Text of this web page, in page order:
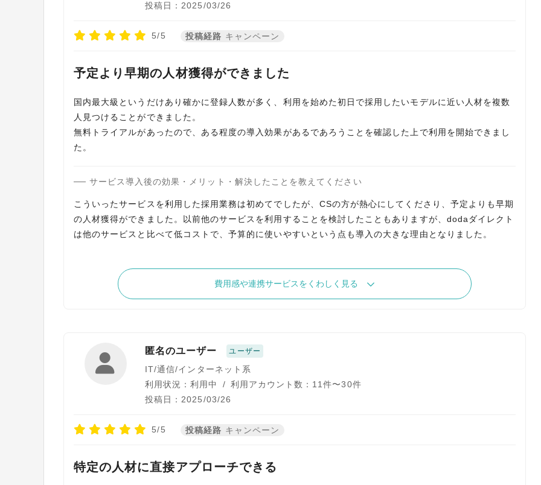
投稿日：2025/03/26
5/5 投稿経路 キャンペーン
予定より早期の人材獲得ができました
国内最大級というだけあり確かに登録人数が多く、利用を始めた初日で採用したいモデルに近い人材を複数
人見つけることができました。
無料トライアルがあったので、ある程度の導入効果があるであろうことを確認した上で利用を開始できまし
た。
サービス導入後の効果・メリット・解決したことを教えてください
こういったサービスを利用した採用業務は初めてでしたが、CSの方が熱心にしてくださり、予定よりも早期
の人材獲得ができました。以前他のサービスを利用することを検討したこともありますが、dodaダイレクト
は他のサービスと比べて低コストで、予算的に使いやすいという点も導入の大きな理由となりました。
費用感や連携サービスをくわしく見る
匿名のユーザー ユーザー
IT/通信/インターネット系
利用状況：利用中
/ 利用アカウント数：11件〜30件
投稿日：2025/03/26
5/5 投稿経路 キャンペーン
特定の人材に直接アプローチできる